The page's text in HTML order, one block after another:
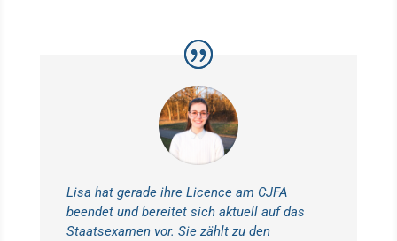
Lisa hat gerade ihre Licence am CJFA
beendet und bereitet sich aktuell auf das
Staatsexamen vor. Sie zählt zu den